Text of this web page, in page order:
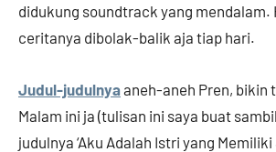
didukung soundtrack yang mendalam.
ceritanya dibolak-balik aja tiap hari.
Judul-judulnyaaneh-aneh Pren, bikin
Malam ini ja (tulisan ini saya buat
judulnya ‘Aku Adalah Istri yang